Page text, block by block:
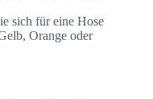
sich für eine Hose
Orange oder